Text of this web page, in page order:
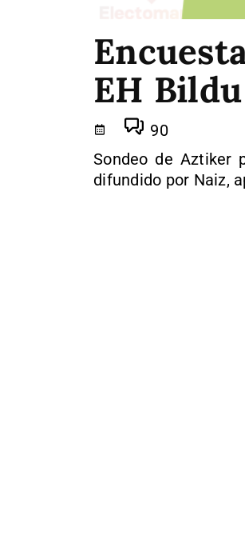
EH
90
Sondeo de Aztiker
difundido por Naiz,